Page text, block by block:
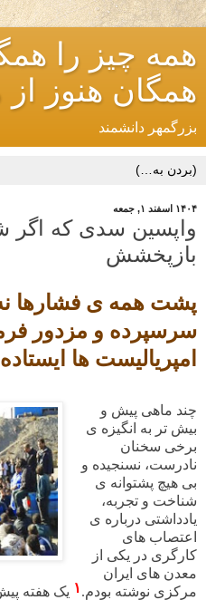
همه چیز را
همگان هنوز از
بزرگمهر دانشمند
۱۴۰۴ اسفند ۱, جمعه
واپسین سدی که اگر
بازپخشش
پشت همه ی فشارها نه
سرسپرده و مزدور
امپریالیست ها
چند ماهی پیش و
بیش تر به انگیزه ی
برخی سخنان
نادرست، نسنجیده و
بی هیچ پشتوانه ی
شناخت و تجربه،
یادداشتی درباره ی
اعتصاب های
کارگری در یکی از
معدن های ایران
مرکزی نوشته بودم.۱ یک هفته